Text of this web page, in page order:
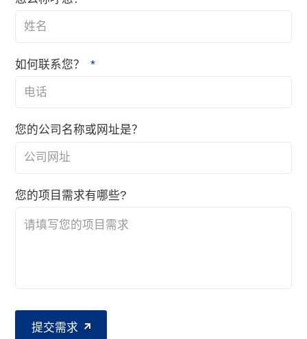
如何联系您？ *
您的公司名称或网址是？
您的项目需求有哪些?
提交需求